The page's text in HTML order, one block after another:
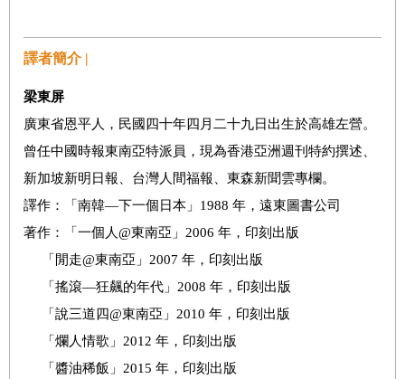
譯者簡介 |
梁東屏
廣東省恩平人，民國四十年四月二十九日出生於高雄左營。
曾任中國時報東南亞特派員，現為香港亞洲週刊特約撰述、
新加坡新明日報、台灣人間福報、東森新聞雲專欄。
譯作：「南韓—下一個日本」1988 年，遠東圖書公司
著作：「一個人@東南亞」2006 年，印刻出版
「閒走@東南亞」2007 年，印刻出版
「搖滾—狂飆的年代」2008 年，印刻出版
「說三道四@東南亞」2010 年，印刻出版
「爛人情歌」2012 年，印刻出版
「醬油稀飯」2015 年，印刻出版